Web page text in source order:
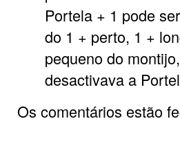
Portela + 1 pode
do 1 + perto, 1 +
pequeno do
desactivava a
Os comentários estão